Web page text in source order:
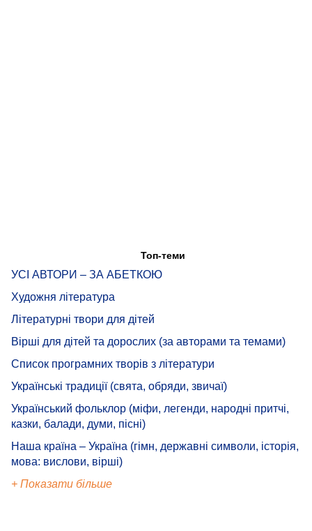
Топ-теми
УСІ АВТОРИ – ЗА АБЕТКОЮ
Художня література
Літературні твори для дітей
Вірші для дітей та дорослих (за авторами та темами)
Список програмних творів з літератури
Українські традиції (свята, обряди, звичаї)
Український фольклор (міфи, легенди, народні притчі,
казки, балади, думи, пісні)
Наша країна – Україна (гімн, державні символи, історія,
мова: вислови, вірші)
+ Показати більше